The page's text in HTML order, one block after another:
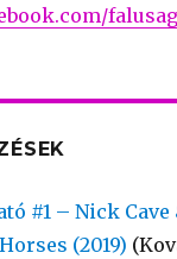
#1 – Nick Cave
(2019)